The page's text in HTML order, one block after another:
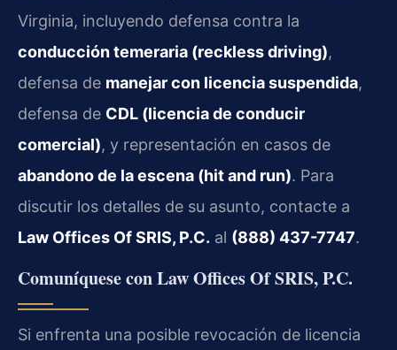
Virginia, incluyendo defensa contra la
conducción temeraria (reckless driving),
defensa de manejar con licencia suspendida,
defensa de CDL (licencia de conducir
comercial), y representación en casos de
abandono de la escena (hit and run). Para
discutir los detalles de su asunto, contacte a
Law Offices Of SRIS, P.C. al (888) 437-7747.
Comuníquese con Law Offices Of SRIS, P.C.
Si enfrenta una posible revocación de licencia